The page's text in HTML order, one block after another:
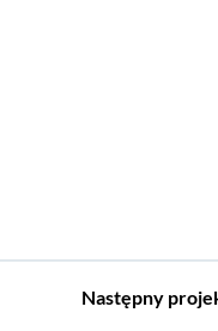
Następny